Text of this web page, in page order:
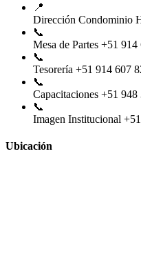
📍
Dirección Condominio
📞
Mesa de Partes +51 914
📞
Tesorería +51 914 607
📞
Capacitaciones +51 948
📞
Imagen Institucional
Ubicación